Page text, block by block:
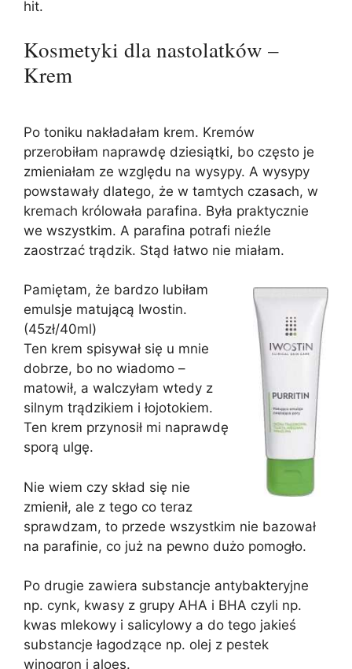
hit.
Kosmetyki dla nastolatków –
Krem
Po toniku nakładałam krem. Kremów
przerobiłam naprawdę dziesiątki, bo często je
zmieniałam ze względu na wysypy. A wysypy
powstawały dlatego, że w tamtych czasach, w
kremach królowała parafina. Była praktycznie
we wszystkim. A parafina potrafi nieźle
zaostrzać trądzik. Stąd łatwo nie miałam.
Pamiętam, że bardzo lubiłam
emulsje matującą Iwostin.
(45zł/40ml)
Ten krem spisywał się u mnie
dobrze, bo no wiadomo –
matowił, a walczyłam wtedy z
silnym trądzikiem i łojotokiem.
Ten krem przynosił mi naprawdę
sporą ulgę.
Nie wiem czy skład się nie
zmienił, ale z tego co teraz
sprawdzam, to przede wszystkim nie bazował
na parafinie, co już na pewno dużo pomogło.
Po drugie zawiera substancje antybakteryjne
np. cynk, kwasy z grupy AHA i BHA czyli np.
kwas mlekowy i salicylowy a do tego jakieś
substancje łagodzące np. olej z pestek
winogron i aloes.